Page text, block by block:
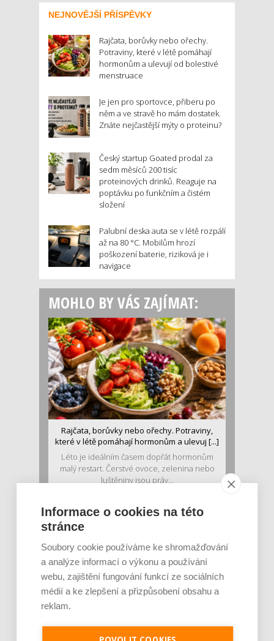
NEJNOVĚJŠÍ PŘÍSPĚVKY
Rajčata, borůvky nebo ořechy.
Potraviny, které v létě pomáhají
hormonům a ulevují od bolestivé
menstruace
Je jen pro sportovce, přiberu po
něm a ve stravě ho mám dostatek.
Znáte nejčastější mýty o proteinu?
Český startup Goated prodal za
sedm měsíců 200 tisíc
proteinových drinků. Reaguje na
poptávku po funkčním a čistém
složení
Palubní deska auta se v létě rozpálí
až na 80 °C. Mobilům hrozí
poškození baterie, riziková je i
navigace
MOHLO BY VÁS ZAJÍMAT:
Rajčata, borůvky nebo ořechy. Potraviny,
které v létě pomáhají hormonům a ulevuj [...]
Léto je ideálním časem dopřát hormonům
malý restart. Čerstvé ovoce, zelenina nebo
luštěniny jsou práv...
stravě ho mám dostatek. Znáte nejčastějš [...]
Informace o cookies na této
stránce
Soubory cookie používáme ke shromažďování
a analýze informací o výkonu a používání
webu, zajištění fungování funkcí ze sociálních
médií a ke zlepšení a přizpůsobení obsahu a
reklam.